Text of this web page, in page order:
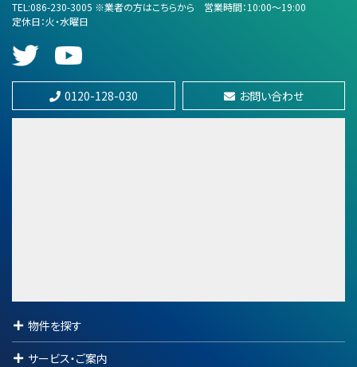
総社駅
第9位
2,940万円
岡山駅
TEL:086-230-3005 ※業者の方はこちらから
営業時間：10:00〜19:00
定休日：火・水曜日
0120-128-030 お問い合わせ
物件を探す
サービス・ご案内